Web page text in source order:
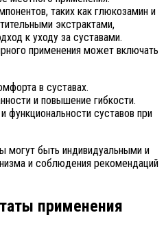
таких как глюкозамин и
экстрактами,
к уходу за суставами.
применения может включать
в суставах.
и повышение гибкости.
функциональности суставов при
могут быть индивидуальными и
и соблюдения рекомендаций
применения